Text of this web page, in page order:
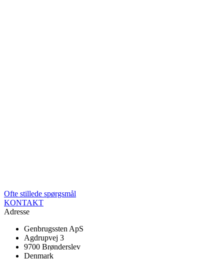
Ofte stillede spørgsmål
KONTAKT
Adresse
Genbrugssten ApS
Agdrupvej 3
9700 Brønderslev
Denmark